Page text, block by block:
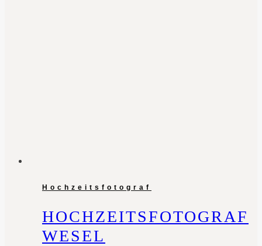
Hochzeitsfotograf
HOCHZEITSFOTOGRAF
WESEL